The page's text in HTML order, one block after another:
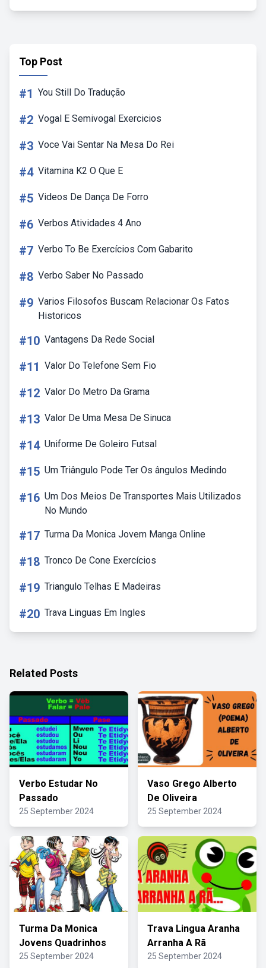
Top Post
#1 You Still Do Tradução
#2 Vogal E Semivogal Exercicios
#3 Voce Vai Sentar Na Mesa Do Rei
#4 Vitamina K2 O Que E
#5 Videos De Dança De Forro
#6 Verbos Atividades 4 Ano
#7 Verbo To Be Exercícios Com Gabarito
#8 Verbo Saber No Passado
#9 Varios Filosofos Buscam Relacionar Os Fatos
Historicos
#10 Vantagens Da Rede Social
#11 Valor Do Telefone Sem Fio
#12 Valor Do Metro Da Grama
#13 Valor De Uma Mesa De Sinuca
#14 Uniforme De Goleiro Futsal
#15 Um Triângulo Pode Ter Os ângulos Medindo
#16 Um Dos Meios De Transportes Mais Utilizados
No Mundo
#17 Turma Da Monica Jovem Manga Online
#18 Tronco De Cone Exercícios
#19 Triangulo Telhas E Madeiras
#20 Trava Linguas Em Ingles
Related Posts
Verbo Estudar No
Passado
25 September 2024
Vaso Grego Alberto
De Oliveira
25 September 2024
Turma Da Monica
Jovens Quadrinhos
25 September 2024
Trava Lingua Aranha
Arranha A Rã
25 September 2024